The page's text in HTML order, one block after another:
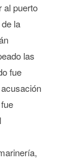
al puerto
la
las
fue